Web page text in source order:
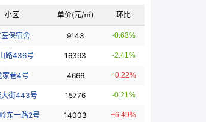
小区 单价(元/㎡) 环比
保宿舍 9143 -0.63%
路436号 16393 -2.41%
家巷4号 4666 +0.22%
大街443号 15776 -0.21%
东一路2号 14003 +6.49%